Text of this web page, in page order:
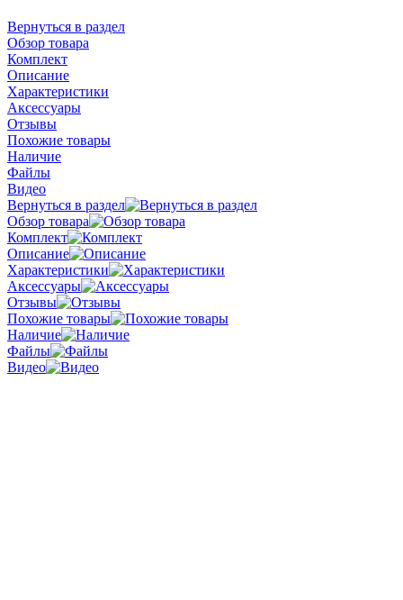
Вернуться в раздел
Обзор товара
Комплект
Описание
Характеристики
Аксессуары
Отзывы
Похожие товары
Наличие
Файлы
Видео
Вернуться в раздел
Обзор товара
Комплект
Описание
Характеристики
Аксессуары
Отзывы
Похожие товары
Наличие
Файлы
Видео